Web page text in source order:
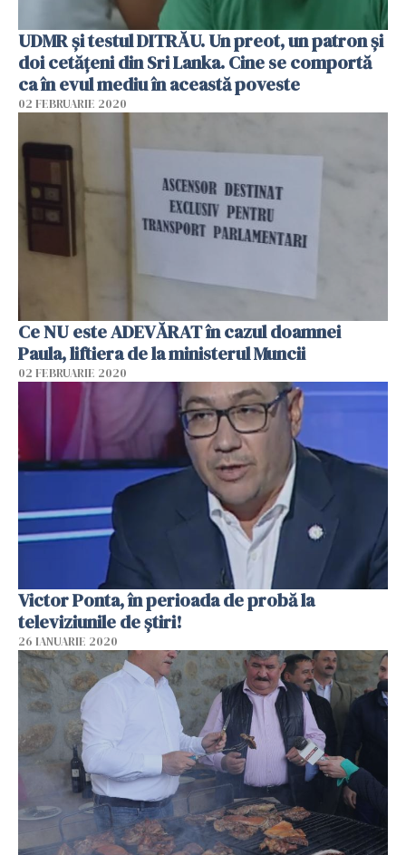
UDMR și testul DITRĂU. Un preot, un patron și
doi cetățeni din Sri Lanka. Cine se comportă
ca în evul mediu în această poveste
02 FEBRUARIE 2020
Ce NU este ADEVĂRAT în cazul doamnei
Paula, liftiera de la ministerul Muncii
02 FEBRUARIE 2020
Victor Ponta, în perioada de probă la
televiziunile de știri!
26 IANUARIE 2020